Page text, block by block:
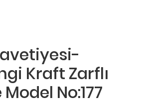
Kraft Zarflı
No:177